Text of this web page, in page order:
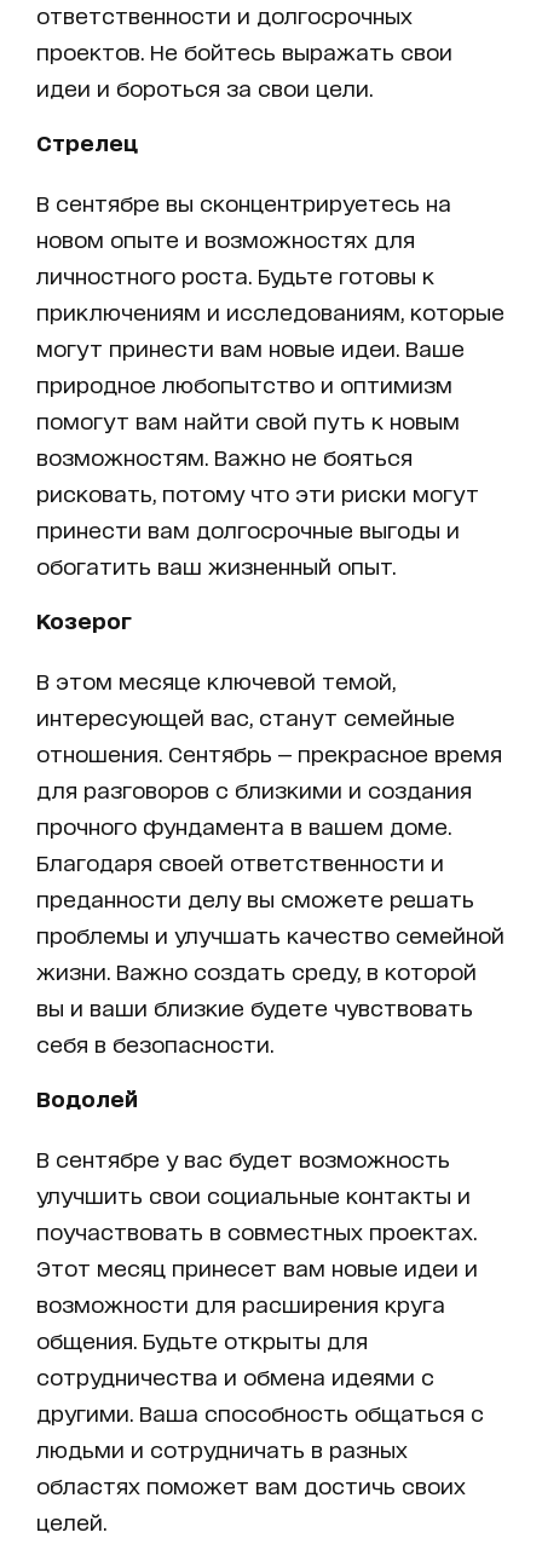
ответственности и долгосрочных
проектов. Не бойтесь выражать свои
идеи и бороться за свои цели.
Стрелец
В сентябре вы сконцентрируетесь на
новом опыте и возможностях для
личностного роста. Будьте готовы к
приключениям и исследованиям, которые
могут принести вам новые идеи. Ваше
природное любопытство и оптимизм
помогут вам найти свой путь к новым
возможностям. Важно не бояться
рисковать, потому что эти риски могут
принести вам долгосрочные выгоды и
обогатить ваш жизненный опыт.
Козерог
В этом месяце ключевой темой,
интересующей вас, станут семейные
отношения. Сентябрь — прекрасное время
для разговоров с близкими и создания
прочного фундамента в вашем доме.
Благодаря своей ответственности и
преданности делу вы сможете решать
проблемы и улучшать качество семейной
жизни. Важно создать среду, в которой
вы и ваши близкие будете чувствовать
себя в безопасности.
Водолей
В сентябре у вас будет возможность
улучшить свои социальные контакты и
поучаствовать в совместных проектах.
Этот месяц принесет вам новые идеи и
возможности для расширения круга
общения. Будьте открыты для
сотрудничества и обмена идеями с
другими. Ваша способность общаться с
людьми и сотрудничать в разных
областях поможет вам достичь своих
целей.